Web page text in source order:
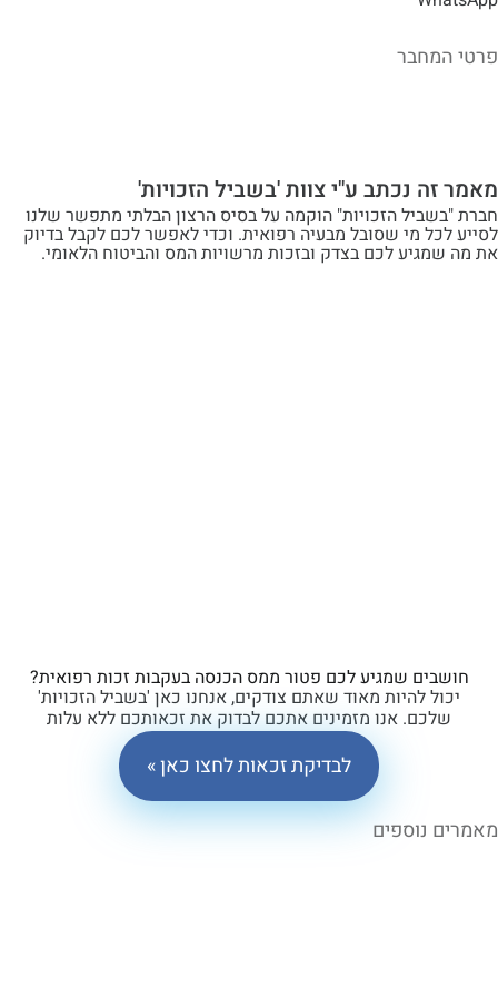
נכתב ע"י צוות 'בשביל הזכויות'
הזכויות" הוקמה על בסיס הרצון הבלתי מתפשר שלנו
מי שסובל מבעיה רפואית. וכדי לאפשר לכם לקבל בדיוק
לכם בצדק ובזכות מרשויות המס והביטוח הלאומי.
שמגיע לכם פטור ממס הכנסה בעקבות זכות רפואית?
להיות מאוד שאתם צודקים, אנחנו כאן 'בשביל הזכויות'
אנו מזמינים אתכם לבדוק את זכאותכם ללא עלות
וללא התחייבות.
לבדיקת זכאות לחצו כאן »